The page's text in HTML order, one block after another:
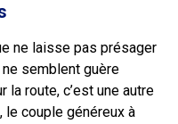
ne laisse pas présager
semblent guère
route, c’est une autre
le couple généreux à